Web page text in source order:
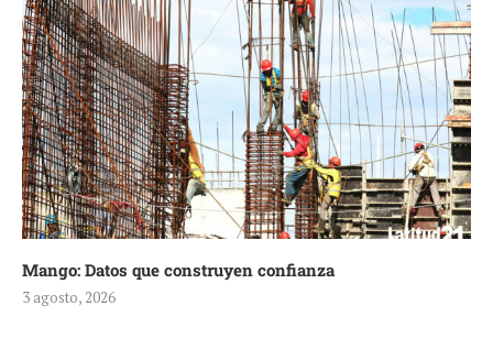
Mango: Datos que construyen confianza
3 agosto, 2026